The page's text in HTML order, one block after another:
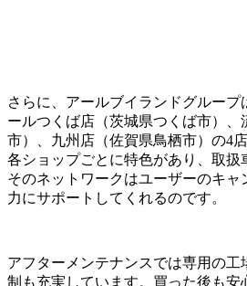
さらに、アールブイランドグループ
ールつくば店（茨城県つくば市）、
市）、九州店（佐賀県鳥栖市）の4
各ショップごとに特色があり、取扱
そのネットワークはユーザーのキャ
力にサポートしてくれるのです。
アフターメンテナンスでは専用の
制も充実しています。買った後も安